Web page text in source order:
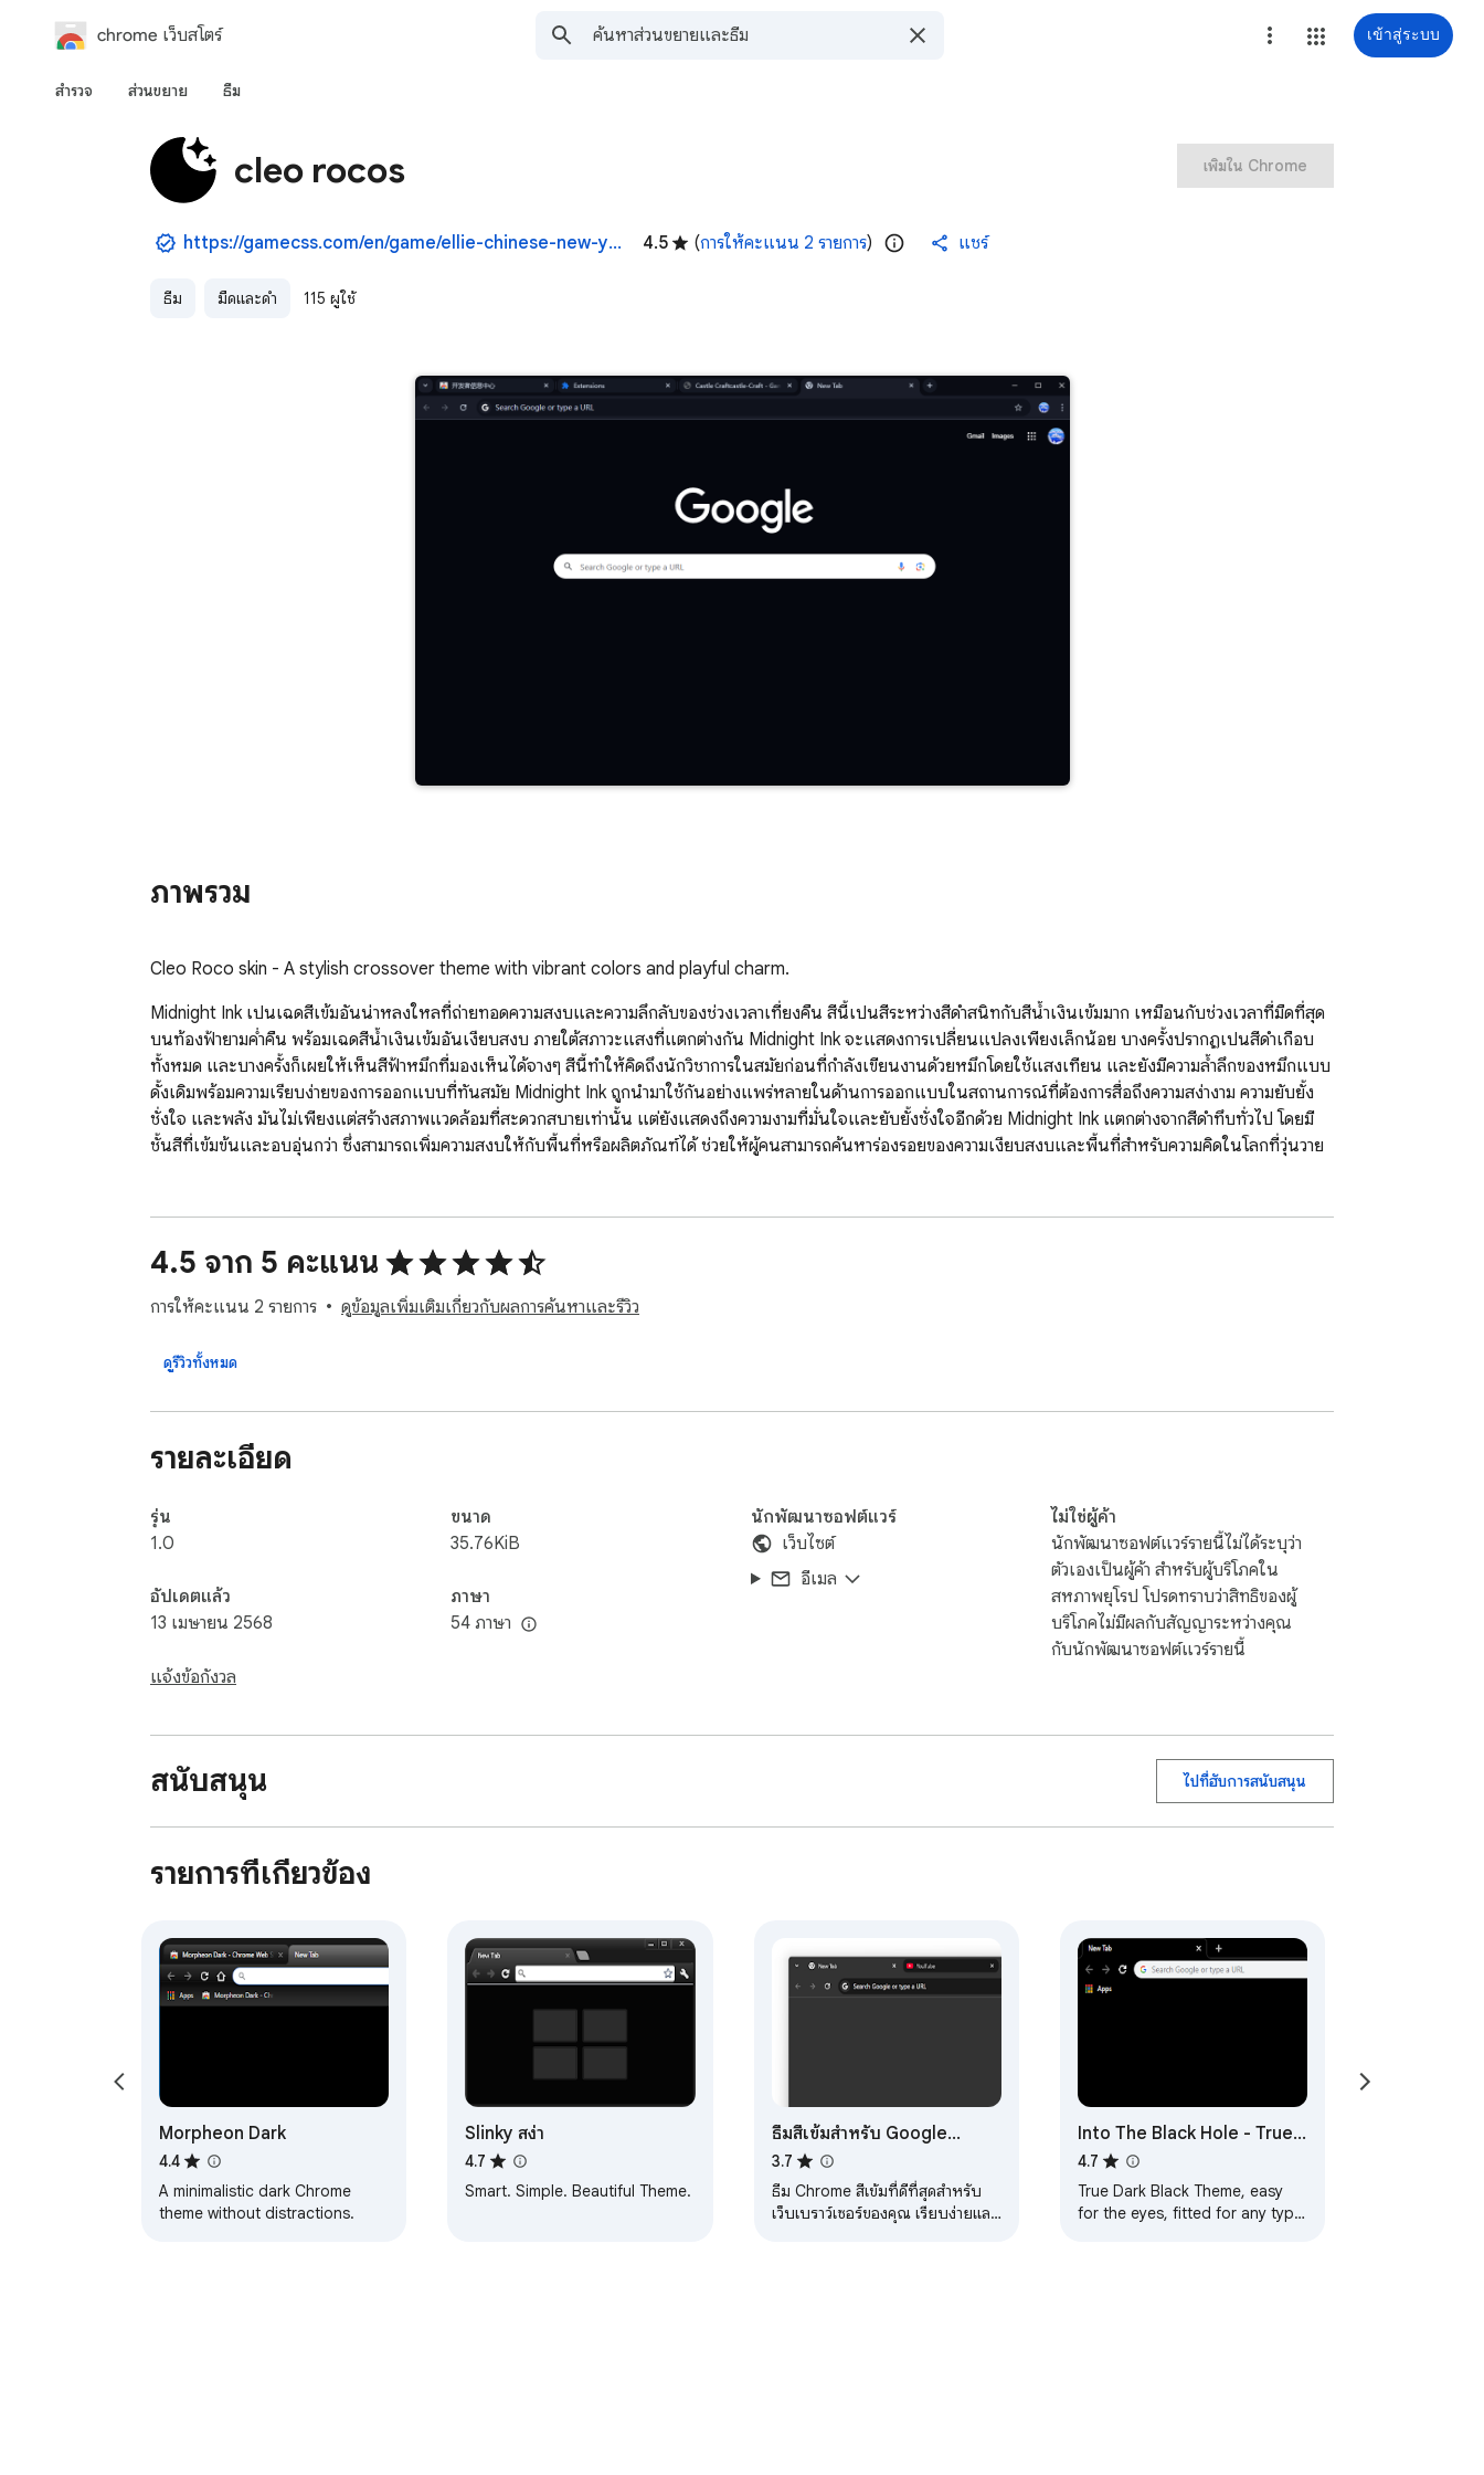
chrome เว็บสโตร์ เข้าสู่ระบบ
สำรวจ ส่วนขยาย ธีม
cleo rocos
https://gamecss.com/en/game/ellie-chinese-new-year-celebration 4.5 (การให้คะแนน 2 รายการ) แชร์
ธีม มืดและดำ 115 ผู้ใช้
เพิ่มใน Chrome
ภาพรวม
Cleo Roco skin - A stylish crossover theme with vibrant colors and playful charm.
Midnight Ink เป็นเฉดสีเข้มอันน่าหลงใหลที่ถ่ายทอดความสงบและความลึกลับของช่วงเวลาเที่ยงคืน สีนี้เป็นสีระหว่างสีดำสนิทกับสีน้ำเงินเข้มมาก เหมือนกับช่วงเวลาที่มืดที่สุด
บนท้องฟ้ายามค่ำคืน พร้อมเฉดสีน้ำเงินเข้มอันเงียบสงบ ภายใต้สภาวะแสงที่แตกต่างกัน Midnight Ink จะแสดงการเปลี่ยนแปลงเพียงเล็กน้อย บางครั้งปรากฏเป็นสีดำเกือบ
ทั้งหมด และบางครั้งก็เผยให้เห็นสีฟ้าหมึกที่มองเห็นได้จางๆ สีนี้ทำให้คิดถึงนักวิชาการในสมัยก่อนที่กำลังเขียนงานด้วยหมึกโดยใช้แสงเทียน และยังมีความล้ำลึกของหมึกแบบ
ดั้งเดิมพร้อมความเรียบง่ายของการออกแบบที่ทันสมัย Midnight Ink ถูกนำมาใช้กันอย่างแพร่หลายในด้านการออกแบบในสถานการณ์ที่ต้องการสื่อถึงความสง่างาม ความยับยั้ง
ชั่งใจ และพลัง มันไม่เพียงแต่สร้างสภาพแวดล้อมที่สะดวกสบายเท่านั้น แต่ยังแสดงถึงความงามที่มั่นใจและยับยั้งชั่งใจอีกด้วย Midnight Ink แตกต่างจากสีดำทึบทั่วไป โดยมี
ชั้นสีที่เข้มข้นและอบอุ่นกว่า ซึ่งสามารถเพิ่มความสงบให้กับพื้นที่หรือผลิตภัณฑ์ได้ ช่วยให้ผู้คนสามารถค้นหาร่องรอยของความเงียบสงบและพื้นที่สำหรับความคิดในโลกที่วุ่นวาย
4.5 จาก 5 คะแนน
การให้คะแนน 2 รายการ ดูข้อมูลเพิ่มเติมเกี่ยวกับผลการค้นหาและรีวิว
ดูรีวิวทั้งหมด
รายละเอียด
รุ่น
1.0
อัปเดตแล้ว
13 เมษายน 2568
แจ้งข้อกังวล
ขนาด
35.76KiB
ภาษา
54 ภาษา
นักพัฒนาซอฟต์แวร์
เว็บไซต์
อีเมล
ไม่ใช่ผู้ค้า
นักพัฒนาซอฟต์แวร์รายนี้ไม่ได้ระบุว่า
ตัวเองเป็นผู้ค้า สำหรับผู้บริโภคใน
สหภาพยุโรป โปรดทราบว่าสิทธิของผู้
บริโภคไม่มีผลกับสัญญาระหว่างคุณ
กับนักพัฒนาซอฟต์แวร์รายนี้
สนับสนุน ไปที่ฮับการสนับสนุน
รายการที่เกี่ยวข้อง
Morpheon Dark
4.4
A minimalistic dark Chrome
theme without distractions.
Slinky สง่า
4.7
Smart. Simple. Beautiful Theme.
ธีมสีเข้มสำหรับ Google
Chrome
3.7
ธีม Chrome สีเข้มที่ดีที่สุดสำหรับ
เว็บเบราว์เซอร์ของคุณ เรียบง่ายและ
Into The Black Hole - True
Amoled Black Theme
4.7
True Dark Black Theme, easy
for the eyes, fitted for any type